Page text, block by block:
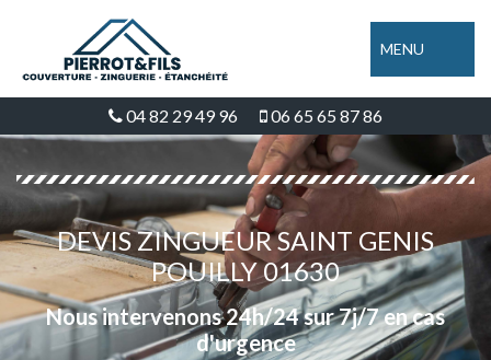
MENU
04 82 29 49 96 06 65 65 87 86
DEVIS ZINGUEUR SAINT GENIS
POUILLY 01630
Nous intervenons 24h/24 sur 7j/7 en cas
d'urgence